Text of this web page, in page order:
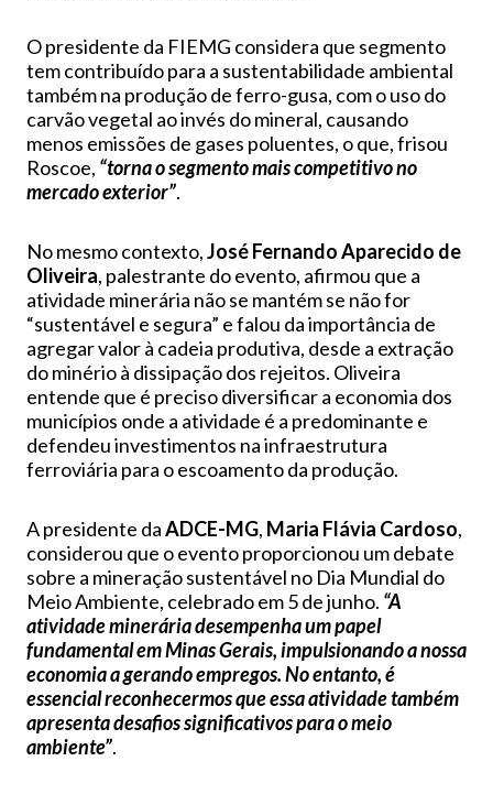
O presidente da FIEMG considera que segmento
tem contribuído para a sustentabilidade ambiental
também na produção de ferro-gusa, com o uso do
carvão vegetal ao invés do mineral, causando
menos emissões de gases poluentes, o que, frisou
Roscoe, “torna o segmento mais competitivo no
mercado exterior”.
No mesmo contexto,José Fernando Aparecido de
Oliveira, palestrante do evento, afirmou que a
atividade minerária não se mantém se não for
“sustentável e segura” e falou da importância de
agregar valor à cadeia produtiva, desde a extração
do minério à dissipação dos rejeitos. Oliveira
entende que é preciso diversificar a economia dos
municípios onde a atividade é a predominante e
defendeu investimentos na infraestrutura
ferroviária para o escoamento da produção.
A presidente daADCE-MG, Maria Flávia Cardoso,
considerou que o evento proporcionou um debate
sobre a mineração sustentável no Dia Mundial do
Meio Ambiente, celebrado em 5 de junho. “A
atividade minerária desempenha um papel
fundamental em Minas Gerais, impulsionando a nossa
economia a gerando empregos. No entanto, é
essencial reconhecermos que essa atividade também
apresenta desafios significativos para o meio
ambiente”.